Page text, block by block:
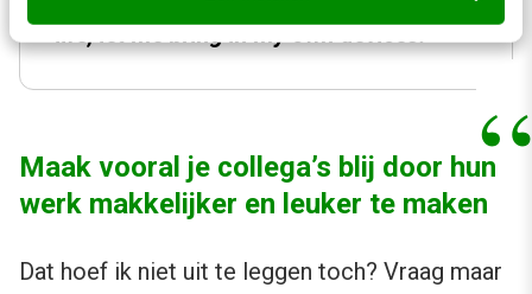
life, let me bring in my own devices.
Maak vooral je collega’s blij door hun
werk makkelijker en leuker te maken
Dat hoef ik niet uit te leggen toch? Vraag maar